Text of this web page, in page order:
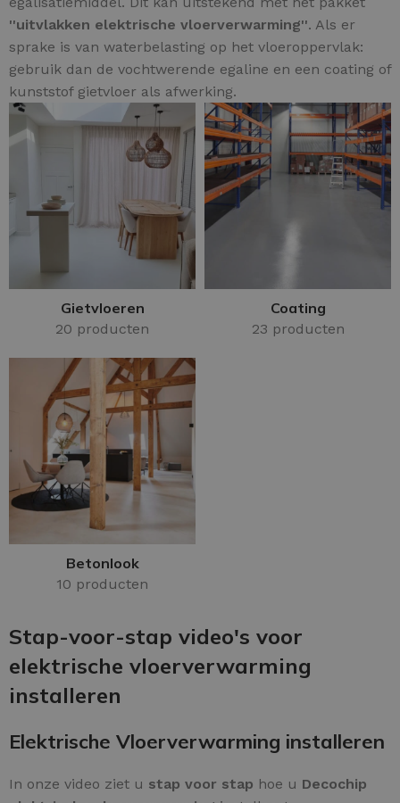
''uitvlakken elektrische vloerverwarming''. Als er
sprake is van waterbelasting op het vloeroppervlak:
gebruik dan de vochtwerende egaline en een coating of
kunststof gietvloer als afwerking.
Gietvloeren
20 producten
Coating
23 producten
Betonlook
10 producten
Stap-voor-stap video's voor
elektrische vloerverwarming
installeren
Elektrische Vloerverwarming installeren
In onze video ziet u stap voor stap hoe u Decochip